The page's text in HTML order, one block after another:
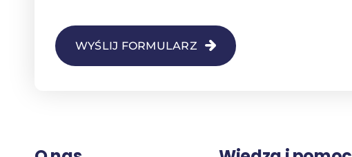
WYŚLIJ FORMULARZ